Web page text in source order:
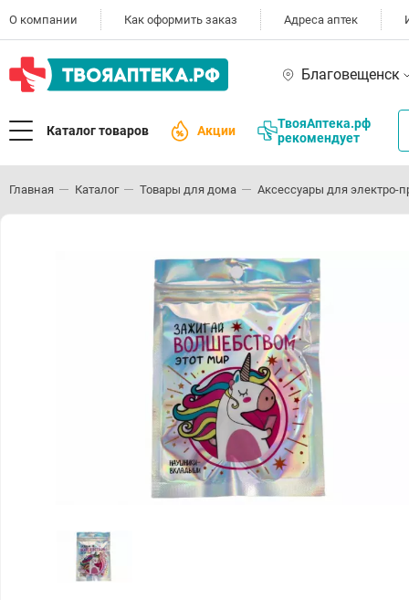
О компании Как оформить заказ Адреса аптек
Благовещенск
Каталог товаров Акции
ТвояАптека.рф
рекомендует
Главная Каталог Товары для дома Аксессуары для электро-